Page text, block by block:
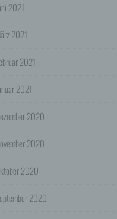
2021
2021
2021
2021
2020
2020
2020
2020